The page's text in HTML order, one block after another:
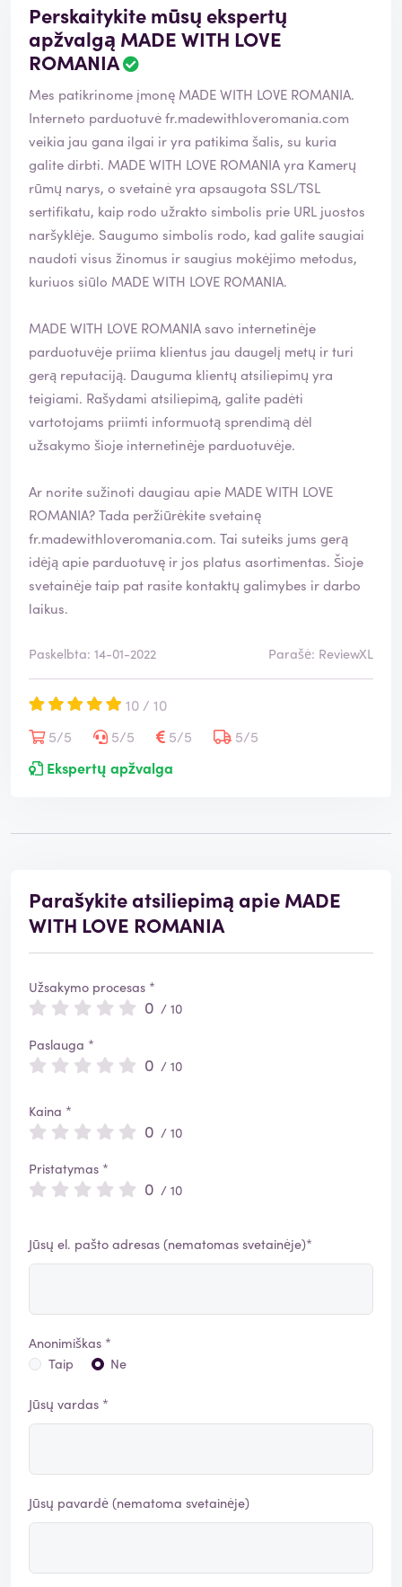
Perskaitykite mūsų ekspertų
apžvalgą MADE WITH LOVE
ROMANIA
Mes patikrinome įmonę MADE WITH LOVE ROMANIA.
Interneto parduotuvėfr.madewithloveromania.com
veikia jau gana ilgai ir yra patikima šalis, su kuria
galite dirbti. MADE WITH LOVE ROMANIA yra Kamerų
rūmų narys, o svetainė yra apsaugota SSL/TSL
sertifikatu, kaip rodo užrakto simbolis prie URL juostos
naršyklėje. Saugumo simbolis rodo, kad galite saugiai
naudoti visus žinomus ir saugius mokėjimo metodus,
kuriuos siūlo MADE WITH LOVE ROMANIA.
MADE WITH LOVE ROMANIA savo internetinėje
parduotuvėje priima klientus jau daugelį metų ir turi
gerą reputaciją. Dauguma klientų atsiliepimų yra
teigiami. Rašydami atsiliepimą, galite padėti
vartotojams priimti informuotą sprendimą dėl
užsakymo šioje internetinėje parduotuvėje.
Ar norite sužinoti daugiau apie MADE WITH LOVE
ROMANIA? Tada peržiūrėkite svetainę
fr.madewithloveromania.com. Tai suteiks jums gerą
idėją apie parduotuvę ir jos platus asortimentas. Šioje
svetainėje taip pat rasite kontaktų galimybes ir darbo
laikus.
Paskelbta: 14-01-2022 Parašė: ReviewXL
10 / 10
5/5
5/5 5/5
5/5
Ekspertų apžvalga
Parašykite atsiliepimą apie MADE
WITH LOVE ROMANIA
Užsakymo procesas *
0 / 10
Paslauga *
0 / 10
Kaina *
0 / 10
Pristatymas *
0 / 10
Jūsų el. pašto adresas (nematomas svetainėje)*
Anonimiškas *
Taip
Ne
Jūsų vardas *
Jūsų pavardė (nematoma svetainėje)